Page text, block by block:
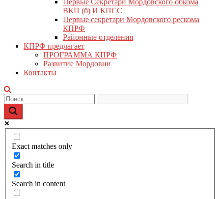
Первые Секретари Мордовского обкома
ВКП (б) И КПСС
Первые секретари Мордовского рескома
КПРФ
Районные отделения
КПРФ предлагает
ПРОГРАММА КПРФ
Развитие Мордовии
Контакты
Exact matches only
Search in title
Search in content